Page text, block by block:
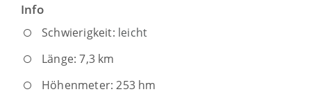
Info
Schwierigkeit: leicht
Länge: 7,3 km
Höhenmeter: 253 hm